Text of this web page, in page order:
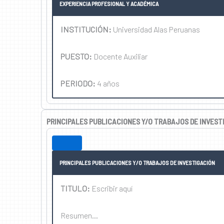
EXPERIENCIA PROFESIONAL Y ACADÉMICA
INSTITUCIÓN: Universidad Alas Peruanas
PUESTO: Docente Auxiliar
PERIODO: 4 años
PRINCIPALES PUBLICACIONES Y/O TRABAJOS DE
PRINCIPALES PUBLICACIONES Y/O TRABAJOS DE INVESTIGACIÓN
TITULO: Escribir aquí
Resumen…